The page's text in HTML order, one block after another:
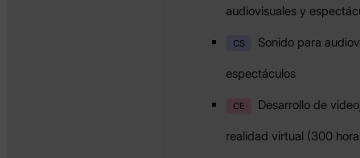
audiovisuales y
CS Sonido para
espectáculos
CE Desarrollo de
realidad virtual (300